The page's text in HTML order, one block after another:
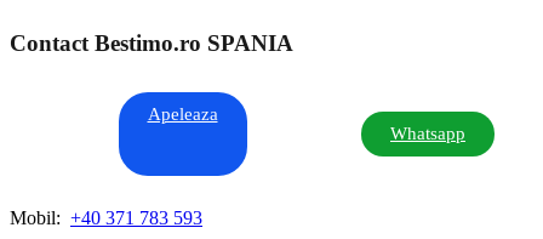
Contact Bestimo.ro SPANIA
Apeleaza
Whatsapp
Mobil: +40 371 783 593